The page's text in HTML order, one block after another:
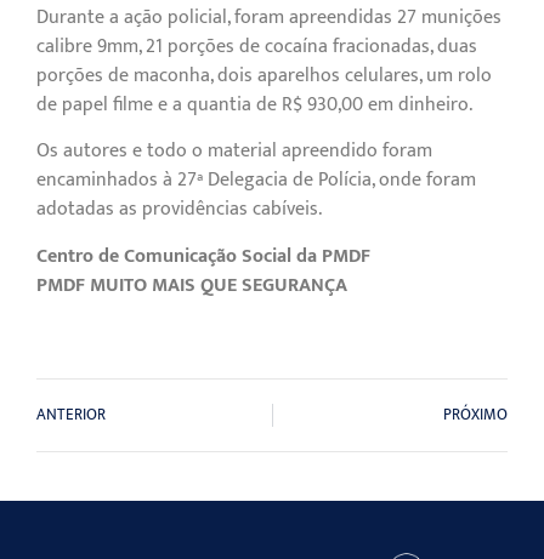
Durante a ação policial, foram apreendidas 27 munições
calibre 9mm, 21 porções de cocaína fracionadas, duas
porções de maconha, dois aparelhos celulares, um rolo
de papel filme e a quantia de R$ 930,00 em dinheiro.
Os autores e todo o material apreendido foram
encaminhados à 27ª Delegacia de Polícia, onde foram
adotadas as providências cabíveis.
Centro de Comunicação Social da PMDF
PMDF MUITO MAIS QUE SEGURANÇA
ANTERIOR PRÓXIMO